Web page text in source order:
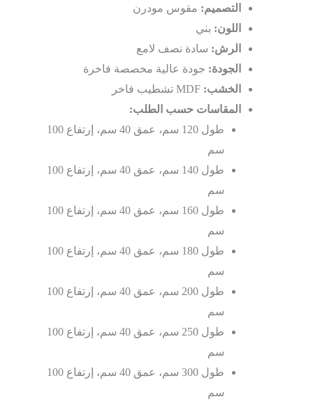
التصميم: مقوس مودرن
اللون: بني
الرش: سادة نصف لامع
الجودة: جودة عالية مخصصة فاخرة
الخشب:
المقاسات حسب الطلب:
طول 120 سم، عمق 40 سم، إرتفاع 100
سم
طول 140 سم، عمق 40 سم، إرتفاع 100
سم
طول 160 سم، عمق 40 سم، إرتفاع 100
سم
طول 180 سم، عمق 40 سم، إرتفاع 100
سم
طول 200 سم، عمق 40 سم، إرتفاع 100
سم
طول 250 سم، عمق 40 سم، إرتفاع 100
سم
طول 300 سم، عمق 40 سم، إرتفاع 100
سم